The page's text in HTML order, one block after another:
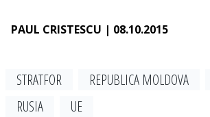
PAUL CRISTESCU | 08.10.2015
STRATFOR REPUBLICA MOLDOVA
RUSIA
UE